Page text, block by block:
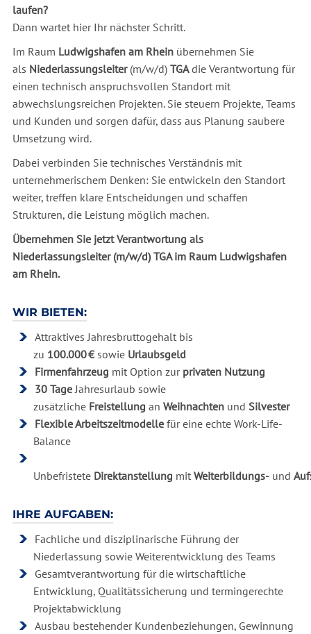
laufen?
Dann wartet hier Ihr nächster Schritt.
Im Raum Ludwigshafen am Rheinübernehmen Sie
als Niederlassungsleiter (m/w/d)TGAdie Verantwortung für
einen technisch anspruchsvollen Standort mit
abwechslungsreichen Projekten. Sie steuern Projekte, Teams
und Kunden und sorgen dafür, dass aus Planung saubere
Umsetzung wird.
Dabei verbinden Sie technisches Verständnis mit
unternehmerischem Denken: Sie entwickeln den Standort
weiter, treffen klare Entscheidungen und schaffen
Strukturen, die Leistung möglich machen.
Übernehmen Sie jetzt Verantwortung als
Niederlassungsleiter (m/w/d) TGA im Raum Ludwigshafen
am Rhein.
WIR BIETEN:
Attraktives Jahresbruttogehalt bis
zu 100.000 €sowie Urlaubsgeld
Firmenfahrzeug mit Option zur privaten Nutzung
30 TageJahresurlaub sowie
zusätzliche Freistellung an Weihnachtenund Silvester
Flexible Arbeitszeitmodellefür eine echte Work-Life-
Balance
Unbefristete Direktanstellung mit Weiterbildungs-und
IHRE AUFGABEN:
Fachliche und disziplinarische Führung der
Niederlassung sowie Weiterentwicklung des Teams
Gesamtverantwortung für die wirtschaftliche
Entwicklung, Qualitätssicherung und termingerechte
Projektabwicklung
Ausbau bestehender Kundenbeziehungen, Gewinnung